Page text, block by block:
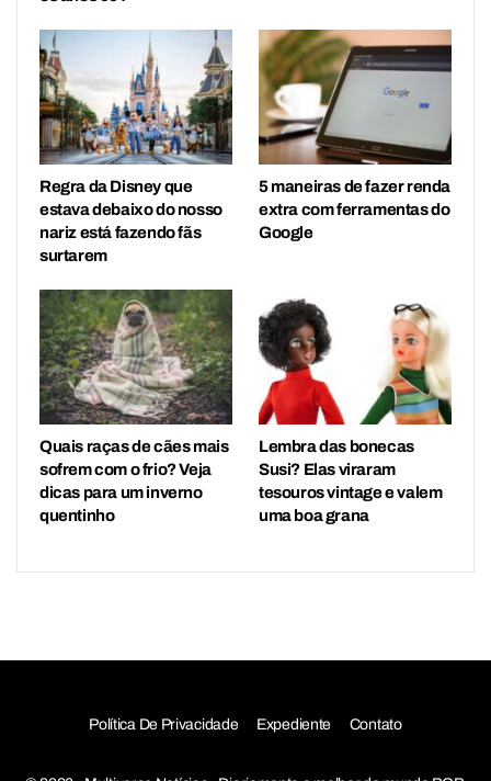
Regra da Disney que
estava debaixo do nosso
nariz está fazendo fãs
surtarem
5 maneiras de fazer renda
extra com ferramentas do
Google
Quais raças de cães mais
sofrem com o frio? Veja
dicas para um inverno
quentinho
Lembra das bonecas
Susi? Elas viraram
tesouros vintage e valem
uma boa grana
Política De Privacidade Expediente Contato